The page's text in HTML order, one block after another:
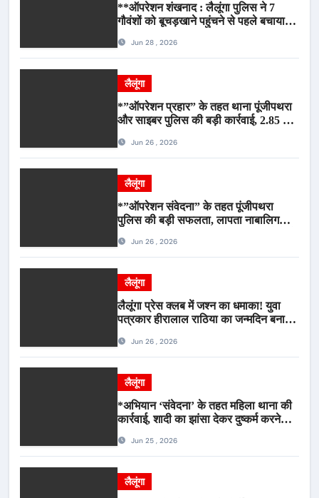
**ऑपरेशन शंखनाद : लैलूंगा पुलिस ने 7
गौवंशों को बूचड़खाने पहुंचने से पहले बचाया,
Jun 28 , 2026
लैलूंगा
*”ऑपरेशन प्रहार” के तहत थाना पूंजीपथरा
और साइबर पुलिस की बड़ी कार्रवाई, 2.85 टन
Jun 26 , 2026
लैलूंगा
*”ऑपरेशन संवेदना” के तहत पूंजीपथरा
पुलिस की बड़ी सफलता, लापता नाबालिग
आरोपी गिरफ्तार*
Jun 26 , 2026
लैलूंगा
लैलूंगा प्रेस क्लब में जश्न का धमाका! युवा
पत्रकार हीरालाल राठिया का जन्मदिन बना
स्वरJun 26 , 2026
लैलूंगा
*अभियान ‘संवेदना’ के तहत महिला थाना की
कार्रवाई, शादी का झांसा देकर दुष्कर्म करने
Jun 25 , 2026
लैलूंगा